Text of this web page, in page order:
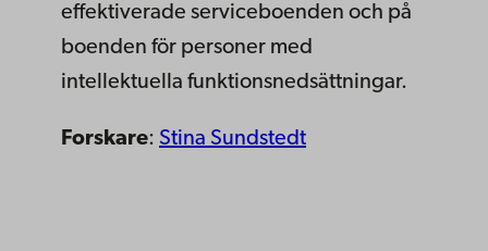
effektiverade serviceboenden och på
boenden för personer med
intellektuella funktionsnedsättningar. ​
Forskare: Stina Sundstedt